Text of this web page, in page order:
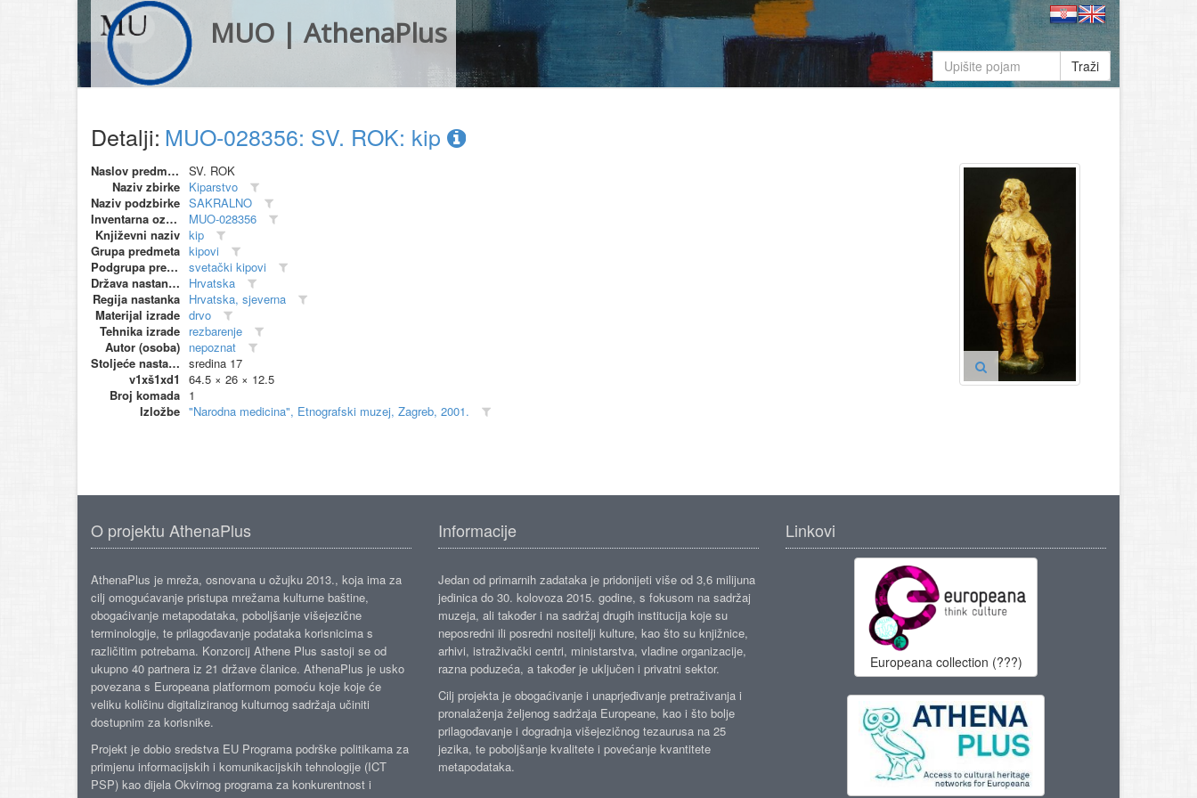
MUO | AthenaPlus
Traži
Detalji: MUO-028356: SV. ROK: kip
Naslov predmeta
SV. ROK
Naziv zbirke Kiparstvo
Naziv podzbirke SAKRALNO
Inventarna oznaka
MUO-028356
Književni naziv kip
Grupa predmeta kipovi
Podgrupa predmeta
svetački kipovi
Država nastanka
Hrvatska
Regija nastanka Hrvatska, sjeverna
Materijal izrade drvo
Tehnika izrade rezbarenje
Autor (osoba) nepoznat
Stoljeće nastanka sredina 17
v1xš1xd1
64.5 × 26 × 12.5
Broj komada 1
Izložbe "Narodna medicina", Etnografski muzej, Zagreb, 2001.
O projektu AthenaPlus
AthenaPlus je mreža, osnovana u ožujku 2013., koja ima za
cilj omogućavanje pristupa mrežama kulturne baštine,
obogaćivanje metapodataka, poboljšanje višejezične
terminologije, te prilagođavanje podataka korisnicima s
različitim potrebama. Konzorcij Athene Plus sastoji se od
ukupno 40 partnera iz 21 države članice. AthenaPlus je usko
povezana s Europeana platformom pomoću koje koje će
veliku količinu digitaliziranog kulturnog sadržaja učiniti
dostupnim za korisnike.
Projekt je dobio sredstva EU Programa podrške politikama za
primjenu informacijskih i komunikacijskih tehnologije (ICT
PSP) kao dijela Okvirnog programa za konkurentnost i
Informacije
Jedan od primarnih zadataka je pridonijeti više od 3,6 milijuna
jedinica do 30. kolovoza 2015. godine, s fokusom na sadržaj
muzeja, ali također i na sadržaj drugih institucija koje su
neposredni ili posredni nositelji kulture, kao što su knjižnice,
arhivi, istraživački centri, ministarstva, vladine organizacije,
razna poduzeća, a također je uključen i privatni sektor.
Cilj projekta je obogaćivanje i unaprjeđivanje pretraživanja i
pronalaženja željenog sadržaja Europeane, kao i što bolje
prilagođavanje i dogradnja višejezičnog tezaurusa na 25
jezika, te poboljšanje kvalitete i povećanje kvantitete
metapodataka.
Linkovi
Europeana collection (???)